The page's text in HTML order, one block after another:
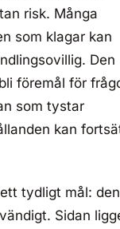
risk. Många
som klagar kan
Den
föremål för
som tystar
kan
tydligt mål: den
Sidan